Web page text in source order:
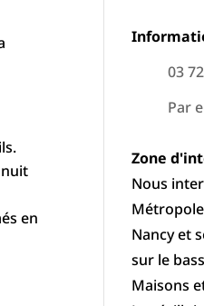
en
03
Par
Zone
Nous
Nancy et
sur le
Maisons